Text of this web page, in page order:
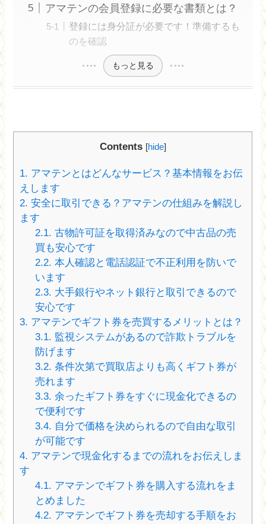
アマテンの会員登録に必要な書類とは？
登録には身分証が必要です！準備するも
のを確認
もっと見る
Contents [hide]
1. アマテンとはどんなサービス？基本情報をお伝
えします
2. 安全に取引できる？アマテンの仕組みを解説し
ます
2.1. 古物許可証を取得済みなので中古品の売
買も安心です
2.2. 本人確認と電話認証で不正利用を防いで
います
2.3. 大手銀行やネット銀行と取引できるので
安心です
3. アマテンでギフト券を売買するメリットとは？
3.1. 監視システムがあるので詐欺トラブルを
防げます
3.2. 条件次第で買取店よりも高くギフト券が
売れます
3.3. 余ったギフト券をすぐに現金化できるの
で便利です
3.4. 自分で価格を決められるので自由な取引
が可能です
4. アマテンで現金化するまでの流れをお伝えしま
す
4.1. アマテンでギフト券を購入する流れをま
とめました
4.2. アマテンでギフト券を売却する手順をお